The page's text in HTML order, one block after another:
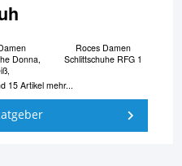
Donna,
Roces Damen
Schlittschuhe RFG 1
15 Artikel mehr...